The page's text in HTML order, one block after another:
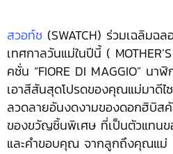
สวอท์ช (SWATCH) ร่วมเฉลิมฉ
เทศกาลวันแม่ในปีนี้ (
คชั่น “FIORE DI MAGGIO” น
เอาสีสันสุดโปรดของคุณแม่มาดี
ลวดลายอันงดงามของดอกฮิบิส
ของขวัญชิ้นพิเศษ ที่เป็นตัวแทนข
และคำขอบคุณ จากลูกถึงคุณแม่